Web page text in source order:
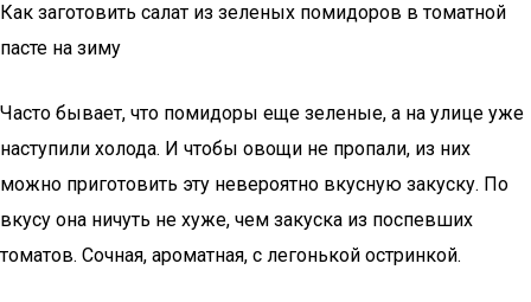
Как заготовить салат из зеленых помидоров в томатной
пасте на зиму
Часто бывает, что помидоры еще зеленые, а на улице уже
наступили холода. И чтобы овощи не пропали, из них
можно приготовить эту невероятно вкусную закуску. По
вкусу она ничуть не хуже, чем закуска из поспевших
томатов. Сочная, ароматная, с легонькой остринкой.